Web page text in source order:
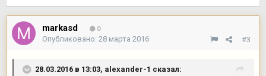
markasd 0
#3
Опубликовано: 28 марта 2016
28.03.2016 в 13:03, alexander-1 сказал: